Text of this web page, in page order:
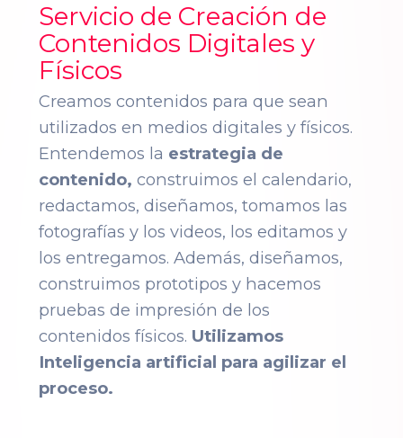
Servicio de Creación de
Contenidos Digitales y
Físicos
Creamos contenidos para que sean
utilizados en medios digitales y físicos.
Entendemos la estrategia de
contenido, construimos el calendario,
redactamos, diseñamos, tomamos las
fotografías y los videos, los editamos y
los entregamos. Además, diseñamos,
construimos prototipos y hacemos
pruebas de impresión de los
contenidos físicos. Utilizamos
Inteligencia artificial para agilizar el
proceso.